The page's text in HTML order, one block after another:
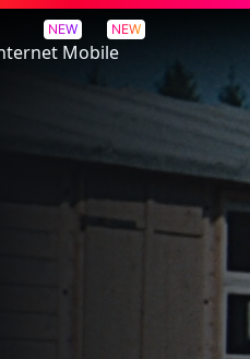
NEW NEW
Mobile